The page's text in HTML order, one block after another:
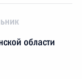
области